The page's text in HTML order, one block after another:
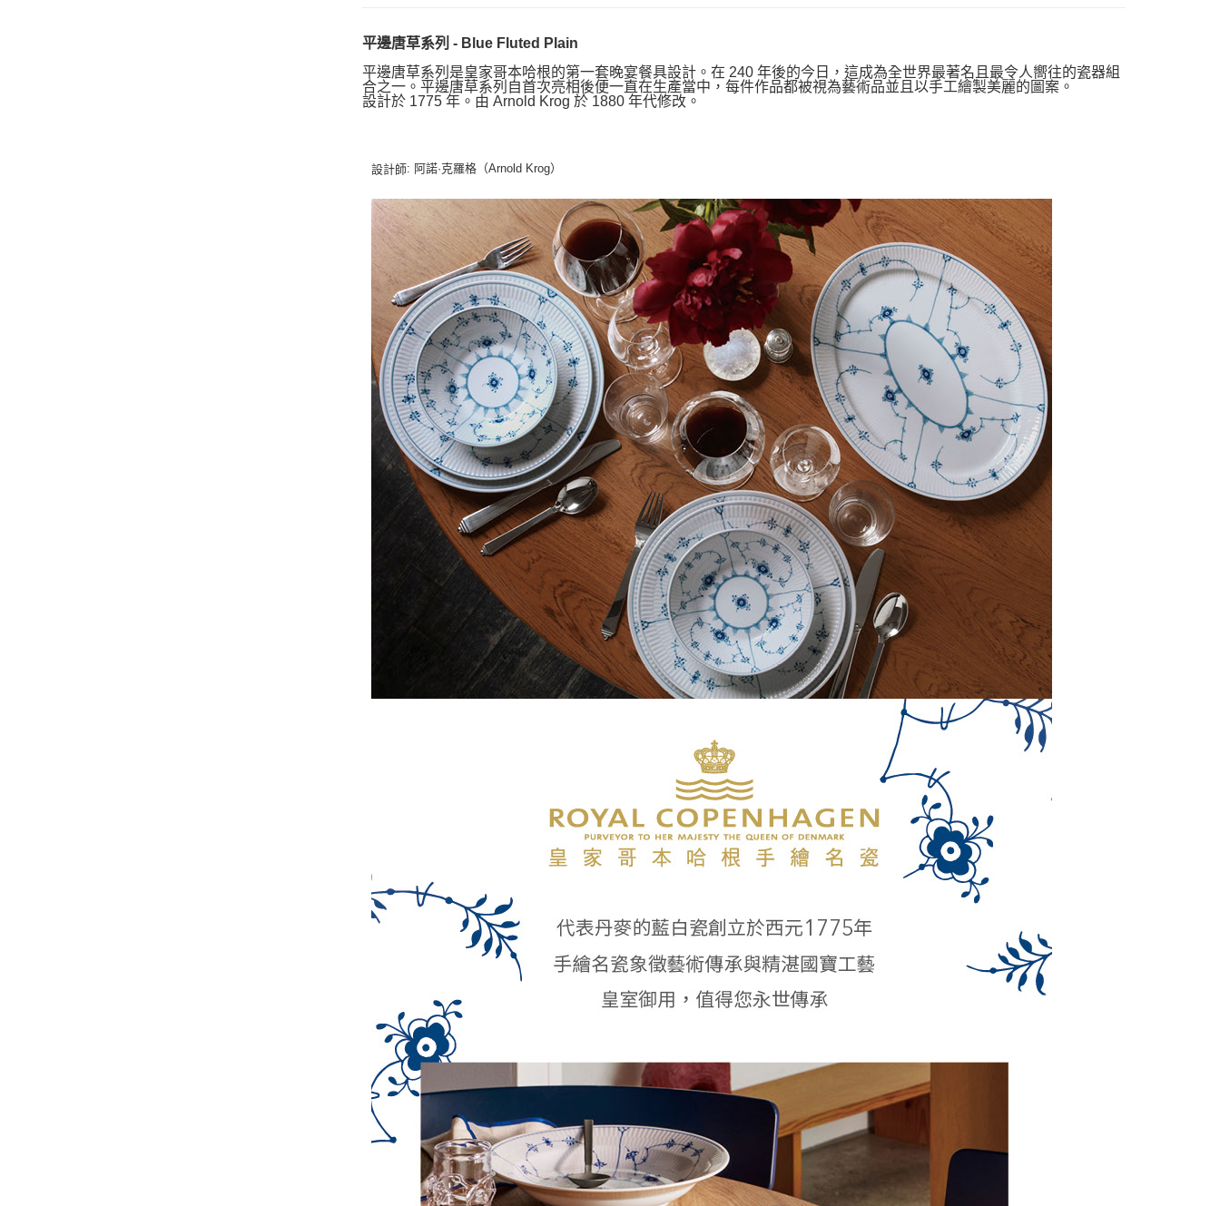
平邊唐草系列 - Blue Fluted Plain
平邊唐草系列是皇家哥本哈根的第一套晚宴餐具設計。在 240 年後的今日，這成為全世界最著名且最令人嚮往的瓷器組
合之一。平邊唐草系列自首次亮相後便一直在生產當中，每件作品都被視為藝術品並且以手工繪製美麗的圖案。
設計於 1775 年。由 Arnold Krog 於 1880 年代修改。
設計師: 阿諾·克羅格（Arnold Krog）